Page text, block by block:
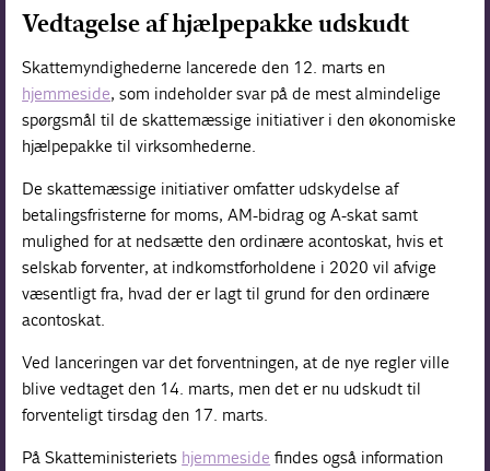
Vedtagelse af hjælpepakke udskudt
Skattemyndighederne lancerede den 12. marts en
hjemmeside, som indeholder svar på de mest almindelige
spørgsmål til de skattemæssige initiativer i den økonomiske
hjælpepakke til virksomhederne.
De skattemæssige initiativer omfatter udskydelse af
betalingsfristerne for moms, AM-bidrag og A-skat samt
mulighed for at nedsætte den ordinære acontoskat, hvis et
selskab forventer, at indkomstforholdene i 2020 vil afvige
væsentligt fra, hvad der er lagt til grund for den ordinære
acontoskat.
Ved lanceringen var det forventningen, at de nye regler ville
blive vedtaget den 14. marts, men det er nu udskudt til
forventeligt tirsdag den 17. marts.
På Skatteministeriets hjemmeside findes også information